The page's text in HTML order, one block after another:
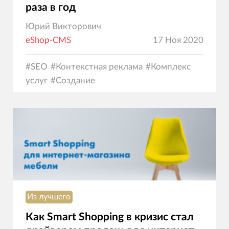
раза в год
Юрий Викторович
eShop-CMS
17 Ноя 2020
#SEO #Контекстная реклама #Комплекс
услуг #Создание
коммерция
Из лучшего
Как Smart Shopping в кризис стал